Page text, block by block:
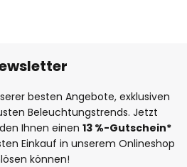
besten Angebote, exklusiven
Beleuchtungstrends. Jetzt
Ihnen einen 13 %-Gutschein*
Einkauf in unserem Onlineshop
können!